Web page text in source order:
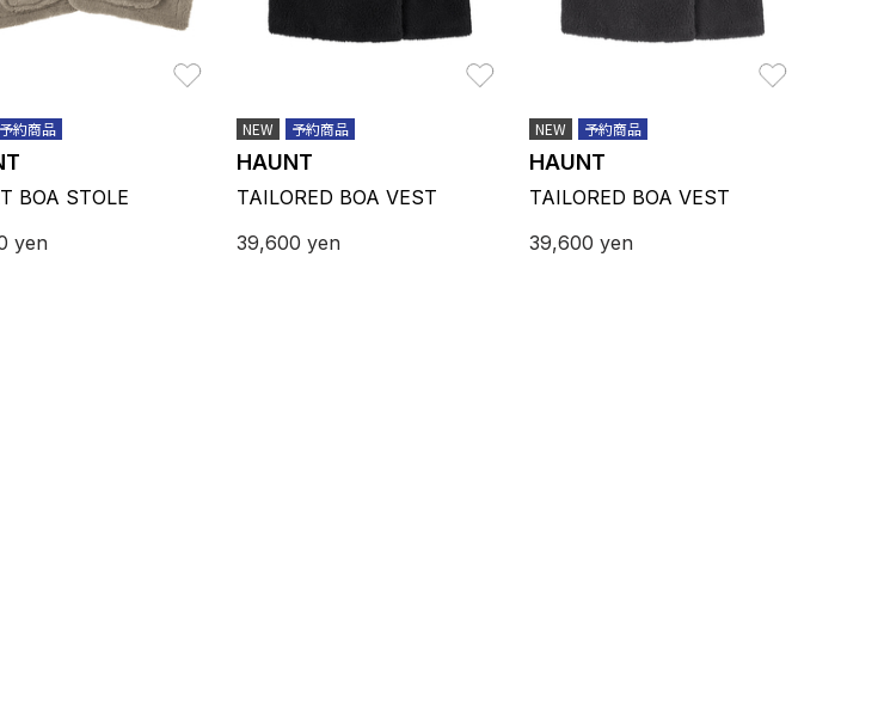
予約商品
BOA STOLE
yen
NEW 予約商品
HAUNT
TAILORED BOA VEST
39,600 yen
NEW 予約商品
HAUNT
TAILORED BOA VEST
39,600 yen